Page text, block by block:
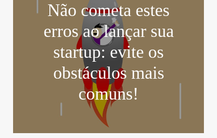
Não cometa estes
erros ao lançar sua
startup: evite os
obstáculos mais
comuns!